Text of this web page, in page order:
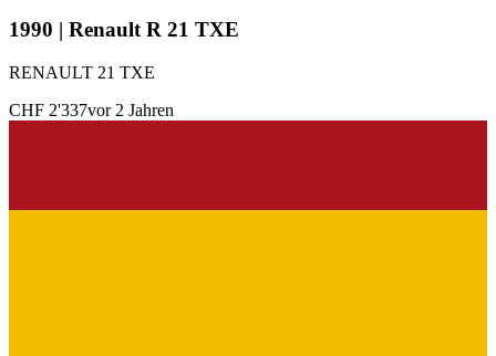
1990 | Renault R 21 TXE
RENAULT 21 TXE
CHF 2'337vor 2 Jahren